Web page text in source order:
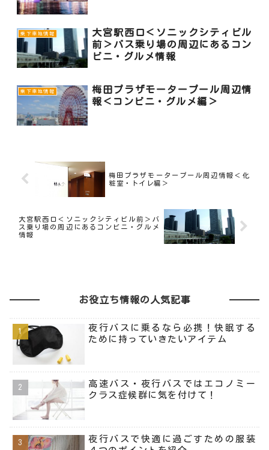
乗下車地情報
大宮駅西口＜ソニックシティビル
前＞バス乗り場の周辺にあるコン
ビニ・グルメ情報
乗下車地情報
梅田プラザモータープール周辺情
報＜コンビニ・グルメ編＞
梅田プラザモータープール周辺情報＜化
粧室・トイレ編＞
大宮駅西口＜ソニックシティビル前＞バ
ス乗り場の周辺にあるコンビニ・グルメ
情報
お役立ち情報の人気記事
夜行バスに乗るなら必携！快眠する
ために持っていきたいアイテム
高速バス・夜行バスではエコノミー
クラス症候群に気を付けて！
夜行バスで快適に過ごすための服装